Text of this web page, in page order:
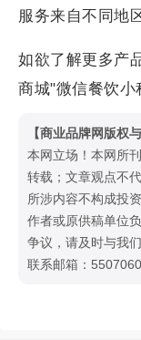
服务来自不同地
如欲了解更多产
商城"微信餐饮小
【商业品牌网版权
本网立场！本网所
转载；文章观点不
所涉内容不构成投
作者或原供稿单位
争议，请及时与我
联系邮箱：